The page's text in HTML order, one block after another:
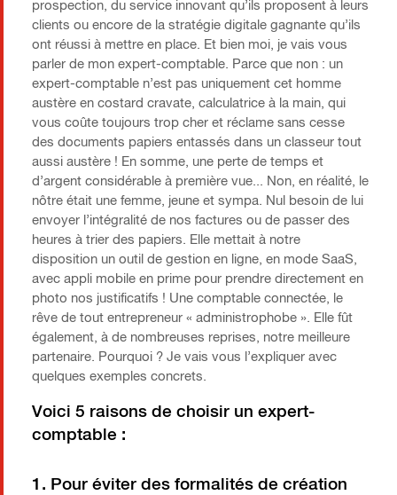
prospection, du service innovant qu’ils proposent à leurs
clients ou encore de la stratégie digitale gagnante qu’ils
ont réussi à mettre en place. Et bien moi, je vais vous
parler de mon expert-comptable. Parce que non : un
expert-comptable n’est pas uniquement cet homme
austère en costard cravate, calculatrice à la main, qui
vous coûte toujours trop cher et réclame sans cesse
des documents papiers entassés dans un classeur tout
aussi austère ! En somme, une perte de temps et
d’argent considérable à première vue... Non, en réalité, le
nôtre était une femme, jeune et sympa. Nul besoin de lui
envoyer l’intégralité de nos factures ou de passer des
heures à trier des papiers. Elle mettait à notre
disposition un outil de gestion en ligne, en mode SaaS,
avec appli mobile en prime pour prendre directement en
photo nos justificatifs ! Une comptable connectée, le
rêve de tout entrepreneur « administrophobe ». Elle fût
également, à de nombreuses reprises, notre meilleure
partenaire. Pourquoi ? Je vais vous l’expliquer avec
quelques exemples concrets.
Voici 5 raisons de choisir un expert-
comptable :
1. Pour éviter des formalités de création